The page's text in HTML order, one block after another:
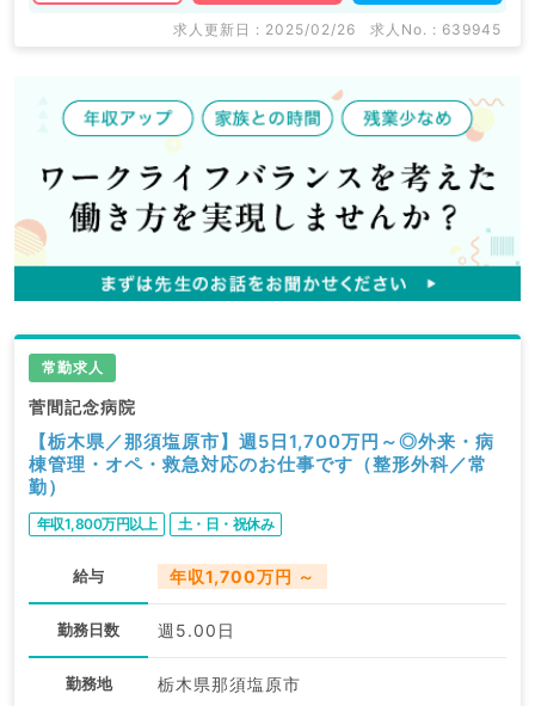
求人更新日 : 2025/02/26 求人No. : 639945
常勤求人
菅間記念病院
【栃木県／那須塩原市】週5日1,700万円～◎外来・病
棟管理・オペ・救急対応のお仕事です（整形外科／常
勤）
年収1,800万円以上 土・日・祝休み
給与 年収1,700万円 ～
勤務日数 週5.00日
勤務地 栃木県那須塩原市